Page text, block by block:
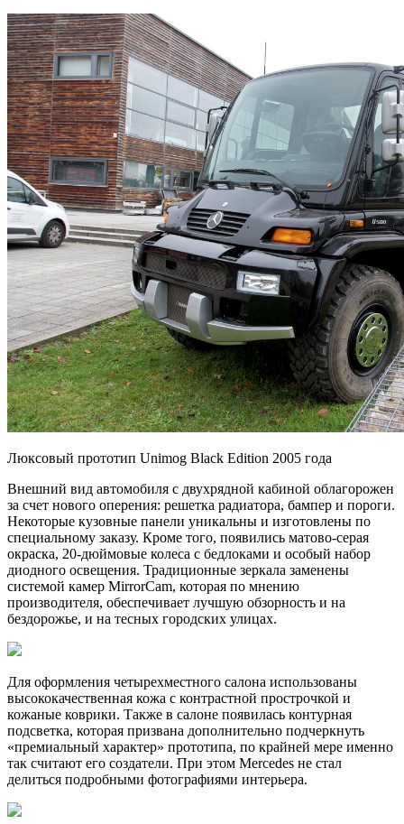
Люксовый прототип Unimog Black Edition 2005 года
Внешний вид автомобиля с двухрядной кабиной облагорожен
за счет нового оперения: решетка радиатора, бампер и пороги.
Некоторые кузовные панели уникальны и изготовлены по
специальному заказу. Кроме того, появились матово-серая
окраска, 20-дюймовые колеса с бедлоками и особый набор
диодного освещения. Традиционные зеркала заменены
системой камер MirrorCam, которая по мнению
производителя, обеспечивает лучшую обзорность и на
бездорожье, и на тесных городских улицах.
Для оформления четырехместного салона использованы
высококачественная кожа с контрастной прострочкой и
кожаные коврики. Также в салоне появилась контурная
подсветка, которая призвана дополнительно подчеркнуть
«премиальный характер» прототипа, по крайней мере именно
так считают его создатели. При этом Mercedes не стал
делиться подробными фотографиями интерьера.